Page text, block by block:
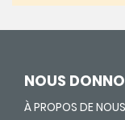
NOUS
À PROPOS DE NOUS